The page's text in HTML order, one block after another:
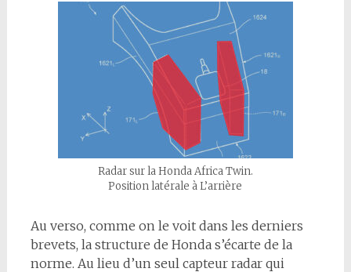
Radar sur la Honda Africa Twin.
Position latérale à L’arrière
Au verso, comme on le voit dans les derniers
brevets, la structure de Honda s’écarte de la
norme. Au lieu d’un seul capteur radar qui